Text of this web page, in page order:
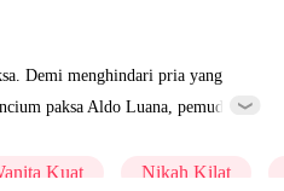
Demi menghindari pria yang
paksa Aldo Luana, pemuda
kilat. Setelah menikah,
Kuat Nikah Kilat